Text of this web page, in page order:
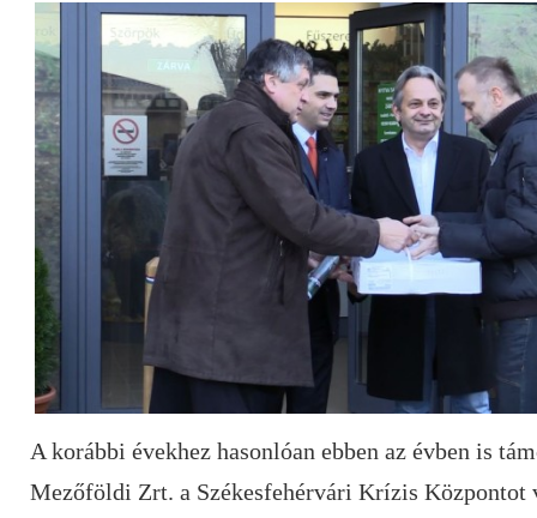
A korábbi évekhez hasonlóan ebben az évben is
Mezőföldi Zrt. a Székesfehérvári Krízis Központot